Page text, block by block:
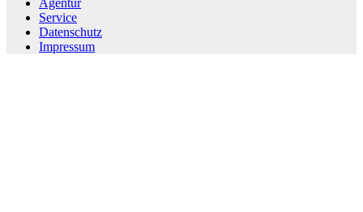
Service
Datenschutz
Impressum